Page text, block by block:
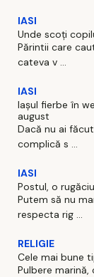
IASI
Unde scoți
Părintii care
cateva v ...
IASI
Iașul fierbe în
august
Dacă nu ai
complică s ...
IASI
Postul, o
Putem să nu
respecta rig ...
RELIGIE
Cele mai bune
Pulbere